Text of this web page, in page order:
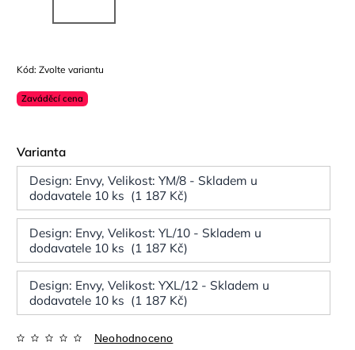
Kód: Zvolte variantu
Zaváděcí cena
Varianta
Design: Envy, Velikost: YM/8 - Skladem u
dodavatele 10 ks (1 187 Kč)
Design: Envy, Velikost: YL/10 - Skladem u
dodavatele 10 ks (1 187 Kč)
Design: Envy, Velikost: YXL/12 - Skladem u
dodavatele 10 ks (1 187 Kč)
Neohodnoceno